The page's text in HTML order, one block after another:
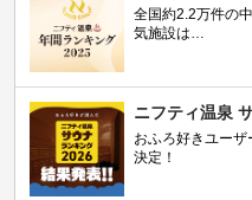
全国約2.2万件の
気施設は…
ニフティ温泉
おふろ好きユー
決定！